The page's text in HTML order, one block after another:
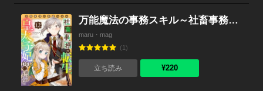
万能魔法の事務スキル～社畜事務が転生したら皇太子妃（仮）に選ばれました。 （12）
maru・mag
(1)
立ち読み ¥220